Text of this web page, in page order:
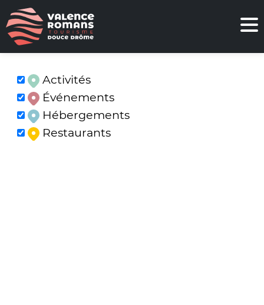
Activités
Événements
Hébergements
Restaurants